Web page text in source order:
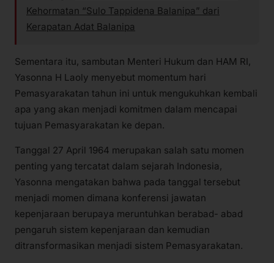
Kehormatan “Sulo Tappidena Balanipa” dari
Kerapatan Adat Balanipa
Sementara itu, sambutan Menteri Hukum dan HAM RI,
Yasonna H Laoly menyebut momentum hari
Pemasyarakatan tahun ini untuk mengukuhkan kembali
apa yang akan menjadi komitmen dalam mencapai
tujuan Pemasyarakatan ke depan.
Tanggal 27 April 1964 merupakan salah satu momen
penting yang tercatat dalam sejarah Indonesia,
Yasonna mengatakan bahwa pada tanggal tersebut
menjadi momen dimana konferensi jawatan
kepenjaraan berupaya meruntuhkan berabad- abad
pengaruh sistem kepenjaraan dan kemudian
ditransformasikan menjadi sistem Pemasyarakatan.